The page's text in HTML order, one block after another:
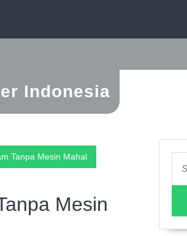
Indonesia
Tanpa Mesin Mahal
Mesin
for: